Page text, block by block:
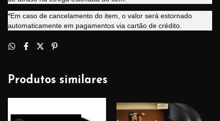
*Em caso de cancelamento do item, o valor será estornado
automaticamente em pagamentos via cartão de crédito.
Produtos similares